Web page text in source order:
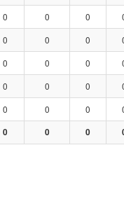
0 0 0
0 0 0
0 0 0
0 0 0
0 0 0
0 0 0